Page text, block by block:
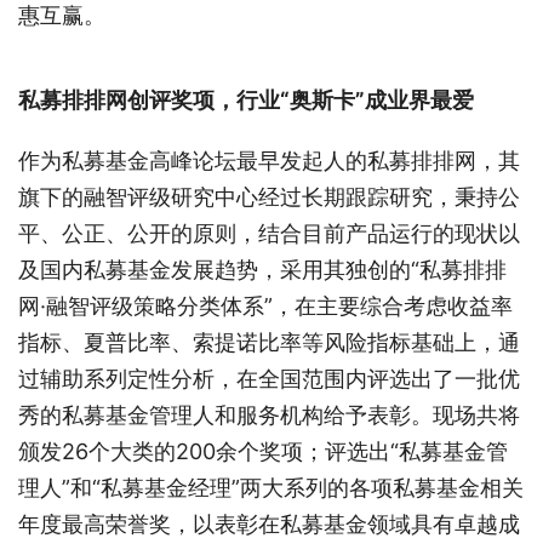
惠互赢。
私募排排网创评奖项，行业“奥斯卡”成业界最爱
作为私募基金高峰论坛最早发起人的私募排排网，其
旗下的融智评级研究中心经过长期跟踪研究，秉持公
平、公正、公开的原则，结合目前产品运行的现状以
及国内私募基金发展趋势，采用其独创的“私募排排
网·融智评级策略分类体系”，在主要综合考虑收益率
指标、夏普比率、索提诺比率等风险指标基础上，通
过辅助系列定性分析，在全国范围内评选出了一批优
秀的私募基金管理人和服务机构给予表彰。现场共将
颁发26个大类的200余个奖项；评选出“私募基金管
理人”和“私募基金经理”两大系列的各项私募基金相关
年度最高荣誉奖，以表彰在私募基金领域具有卓越成